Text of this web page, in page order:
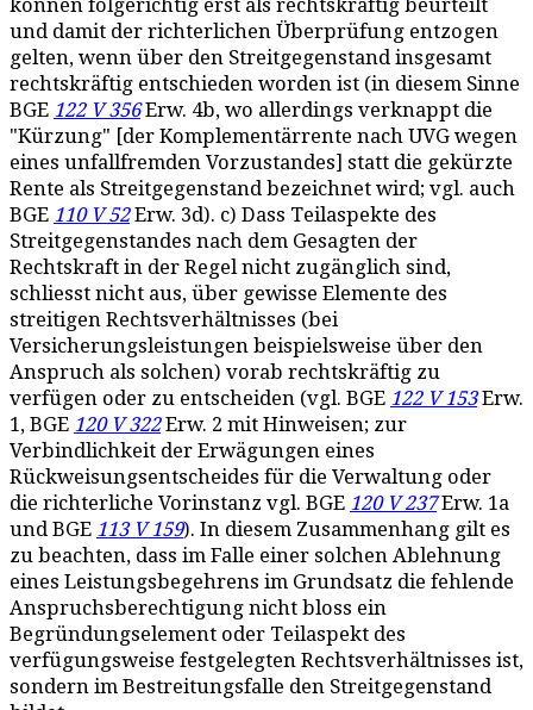
können folgerichtig erst als rechtskräftig beurteilt
und damit der richterlichen Überprüfung entzogen
gelten, wenn über den Streitgegenstand insgesamt
rechtskräftig entschieden worden ist (in diesem Sinne
BGE 122 V 356Erw. 4b, wo allerdings verknappt die
"Kürzung" [der Komplementärrente nach UVG wegen
eines unfallfremden Vorzustandes] statt die gekürzte
Rente als Streitgegenstand bezeichnet wird; vgl. auch
BGE 110 V 52Erw. 3d). c) Dass Teilaspekte des
Streitgegenstandes nach dem Gesagten der
Rechtskraft in der Regel nicht zugänglich sind,
schliesst nicht aus, über gewisse Elemente des
streitigen Rechtsverhältnisses (bei
Versicherungsleistungen beispielsweise über den
Anspruch als solchen) vorab rechtskräftig zu
verfügen oder zu entscheiden (vgl. BGE 122 V 153Erw.
1, BGE 120 V 322Erw. 2 mit Hinweisen; zur
Verbindlichkeit der Erwägungen eines
Rückweisungsentscheides für die Verwaltung oder
die richterliche Vorinstanz vgl. BGE 120 V 237Erw. 1a
und BGE 113 V 159). In diesem Zusammenhang gilt es
zu beachten, dass im Falle einer solchen Ablehnung
eines Leistungsbegehrens im Grundsatz die fehlende
Anspruchsberechtigung nicht bloss ein
Begründungselement oder Teilaspekt des
verfügungsweise festgelegten Rechtsverhältnisses ist,
sondern im Bestreitungsfalle den Streitgegenstand